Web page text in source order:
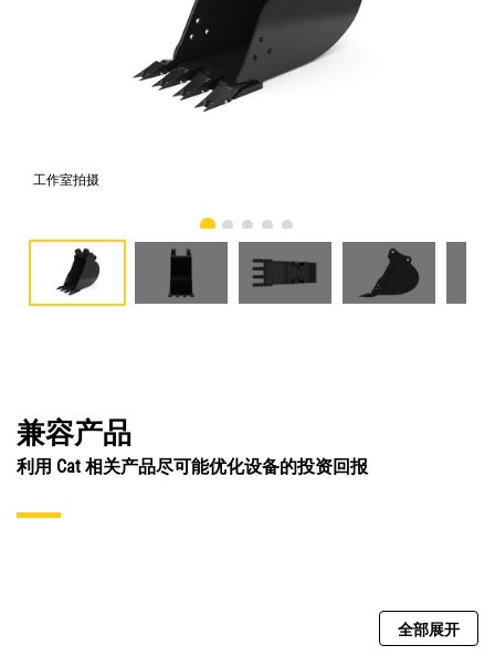
工作室拍摄
兼容产品
利用 Cat 相关产品尽可能优化设备的投资回报
全部展开